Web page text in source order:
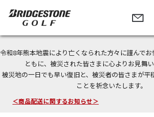
令和8年熊本地震により亡くなられた方々に謹んで
ともに、被災された皆さまに心よりお見舞い
被災地の一日でも早い復旧と、被災者の皆さまが平
ことを祈念いたします。
今なら新規会員登録で1,000円OFFクーポンプレ
＜商品配送に関するお知らせ＞